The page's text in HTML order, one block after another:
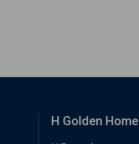
Η Golden Home